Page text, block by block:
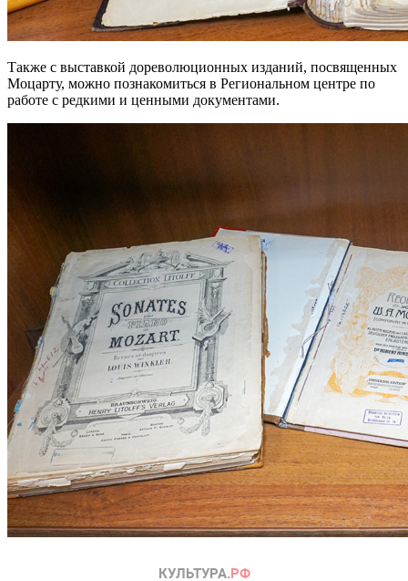
Также с выставкой дореволюционных изданий, посвященных
Моцарту, можно познакомиться в Региональном центре по
работе с редкими и ценными документами.